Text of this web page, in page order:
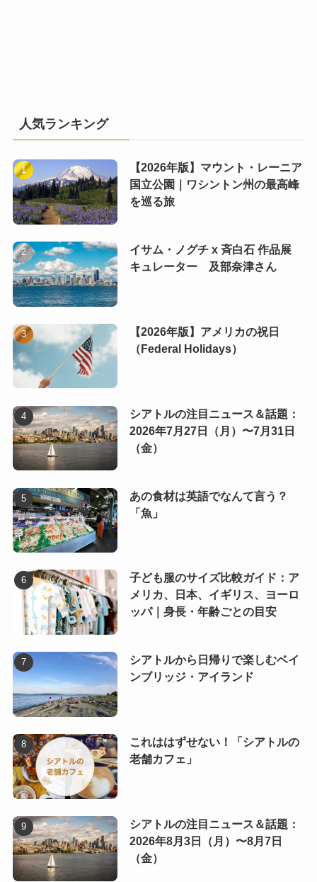
人気ランキング
【2026年版】マウント・レーニア
国立公園｜ワシントン州の最高峰
を巡る旅
イサム・ノグチ x 斉白石 作品展
キュレーター 及部奈津さん
【2026年版】アメリカの祝日
（Federal Holidays）
シアトルの注目ニュース＆話題：
2026年7月27日（月）〜7月31日
（金）
あの食材は英語でなんて言う？
「魚」
子ども服のサイズ比較ガイド：ア
メリカ、日本、イギリス、ヨーロ
ッパ｜身長・年齢ごとの目安
シアトルから日帰りで楽しむベイ
ンブリッジ・アイランド
これははずせない！「シアトルの
老舗カフェ」
シアトルの注目ニュース＆話題：
2026年8月3日（月）〜8月7日
（金）